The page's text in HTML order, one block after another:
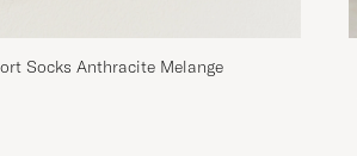
Socks Anthracite Melange